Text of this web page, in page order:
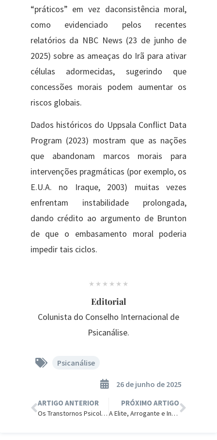
“práticos” em vez daconsistência moral,
como evidenciado pelos recentes
relatórios da NBC News (23 de junho de
2025) sobre as ameaças do Irã para ativar
células adormecidas, sugerindo que
concessões morais podem aumentar os
riscos globais.
Dados históricos do Uppsala Conflict Data
Program (2023) mostram que as nações
que abandonam marcos morais para
intervenções pragmáticas (por exemplo, os
E.U.A. no Iraque, 2003) muitas vezes
enfrentam instabilidade prolongada,
dando crédito ao argumento de Brunton
de que o embasamento moral poderia
impedir tais ciclos.
Editorial
Colunista do Conselho Internacional de
Psicanálise.
Psicanálise
26 de junho de 2025
ARTIGO ANTERIOR
Os Transtornos Psicológicos das Mães de Crianças Transexuais
PRÓXIMO ARTIGO
A Elite, Arrogante e Influente, Acredita que sua Missão é nos Transformar.